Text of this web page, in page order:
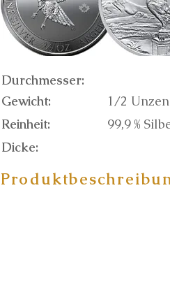
Durchmesser:
Gewicht:
1/2 Unzen
Reinheit:
99,9 %
Dicke: